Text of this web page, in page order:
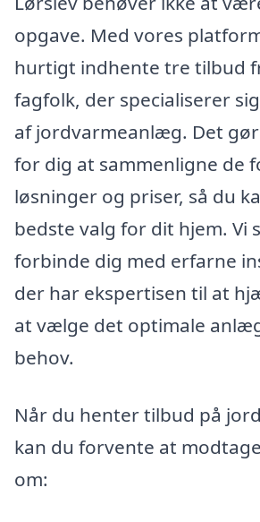
opgave. Med vores
hurtigt indhente tre tilbud
fagfolk, der specialiserer
af jordvarmeanlæg. Det
for dig at sammenligne de
løsninger og priser, så du
bedste valg for dit hjem. Vi
forbinde dig med erfarne
der har ekspertisen til at
at vælge det optimale
behov.
Når du henter tilbud på
kan du forvente at
om: